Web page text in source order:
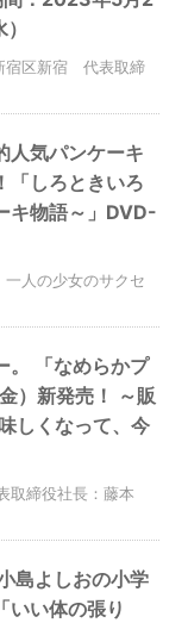
宿区新宿 代表取締
人気パンケーキ
「しろときいろ
キ物語～」DVD-
人の少女のサクセ
。 「なめらかプ
）新発売！ ～販
しくなって、今
取締役社長：藤本
島よしおの小学
いい体の張り